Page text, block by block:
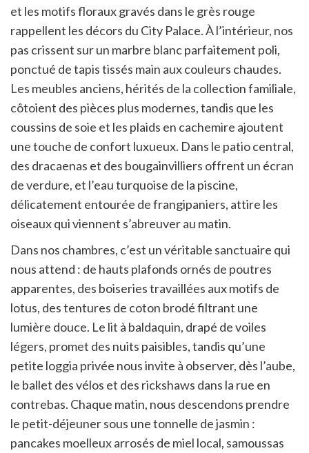
et les motifs floraux gravés dans le grès rouge
rappellent les décors du City Palace. À l’intérieur, nos
pas crissent sur un marbre blanc parfaitement poli,
ponctué de tapis tissés main aux couleurs chaudes.
Les meubles anciens, hérités de la collection familiale,
côtoient des pièces plus modernes, tandis que les
coussins de soie et les plaids en cachemire ajoutent
une touche de confort luxueux. Dans le patio central,
des dracaenas et des bougainvilliers offrent un écran
de verdure, et l’eau turquoise de la piscine,
délicatement entourée de frangipaniers, attire les
oiseaux qui viennent s’abreuver au matin.
Dans nos chambres, c’est un véritable sanctuaire qui
nous attend : de hauts plafonds ornés de poutres
apparentes, des boiseries travaillées aux motifs de
lotus, des tentures de coton brodé filtrant une
lumière douce. Le lit à baldaquin, drapé de voiles
légers, promet des nuits paisibles, tandis qu’une
petite loggia privée nous invite à observer, dès l’aube,
le ballet des vélos et des rickshaws dans la rue en
contrebas. Chaque matin, nous descendons prendre
le petit-déjeuner sous une tonnelle de jasmin :
pancakes moelleux arrosés de miel local, samoussas